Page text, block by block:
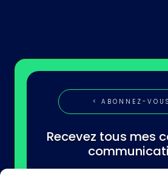
< ABONNEZ-
Recevez tous mes